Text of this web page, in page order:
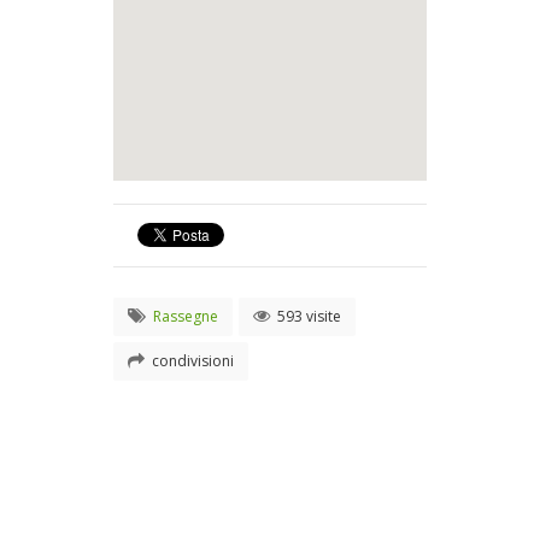
Rassegne 593 visite
condivisioni